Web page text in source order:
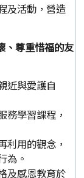
及活動，營造
、尊重惜福的友
近與愛護自
務學習課程，
利用的觀念，
為。
及感恩教育於